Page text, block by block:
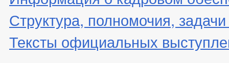
Структура, полномочия,
Тексты официальных